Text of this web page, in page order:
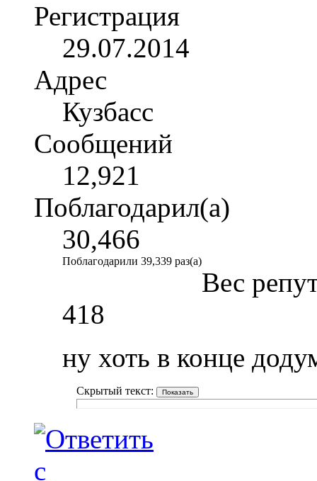
Регистрация
29.07.2014
Адрес
Кузбасс
Сообщений
12,921
Поблагодарил(а)
30,466
Поблагодарили 39,339 раз(а)
Вес
418
ну хоть в конце
Скрытый текст: